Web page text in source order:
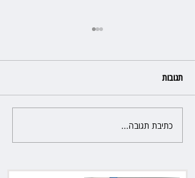
כשהאולם מתחמם, השופטת עדי
יעקובוביץ שומרת על קור רוח
תגובות
כתיבת תגובה...